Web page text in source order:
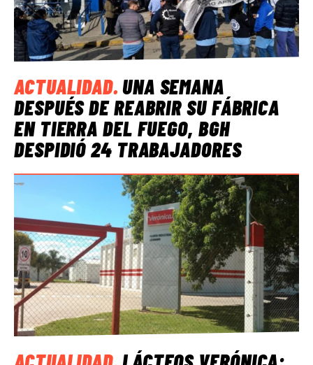
ACTUALIDAD.UNA SEMANA
DESPUÉS DE REABRIR SU FÁBRICA
EN TIERRA DEL FUEGO, BGH
DESPIDIÓ 24 TRABAJADORES